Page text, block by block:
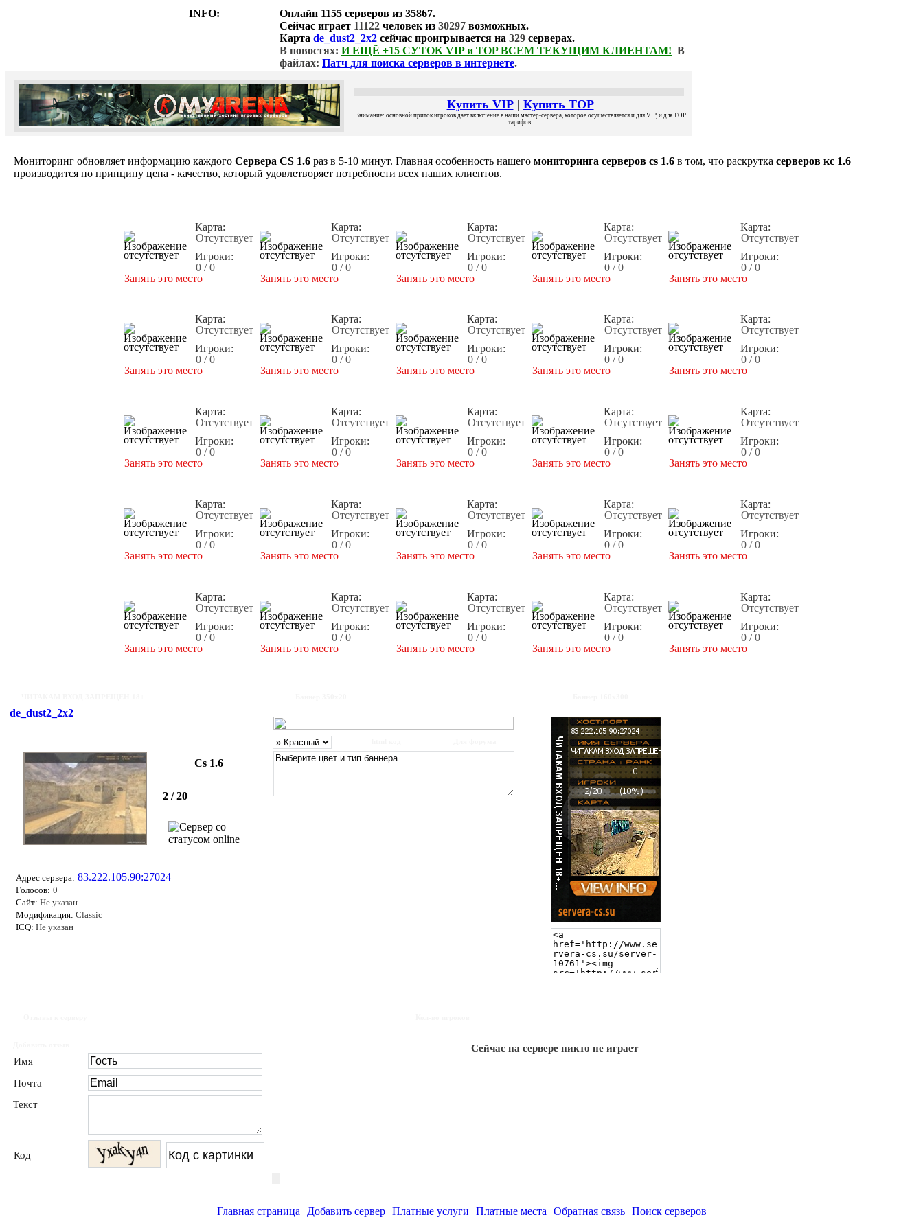
INFO: Онлайн 1155 серверов из 35867.
Сейчас играет 11122 человек из 30297 возможных.
Карта de_dust2_2x2 сейчас проигрывается на 329 серверах.
В новостях: И ЕЩЁ +15 СУТОК VIP и TOP ВСЕМ ТЕКУЩИМ КЛИЕНТАМ! В
файлах: Патч для поиска серверов в интернете.
Купить VIP| Купить TOP
Внимание: основной приток игроков даёт включение в наши мастер-сервера, которое осуществляется и для VIP, и для TOP
тарифов!
Мониторинг обновляет информацию каждого Сервера CS 1.6 раз в 5-10 минут. Главная особенность нашего мониторинга серверов cs 1.6 в том, что раскрутка серверов кс 1.6
производится по принципу цена - качество, который удовлетворяет потребности всех наших клиентов.
Карта:
Отсутствует
Игроки:
0 / 0
Занять это место
Карта:
Отсутствует
Игроки:
0 / 0
Занять это место
Карта:
Отсутствует
Игроки:
0 / 0
Занять это место
Карта:
Отсутствует
Игроки:
0 / 0
Занять это место
Карта:
Отсутствует
Игроки:
0 / 0
Занять это место
Карта:
Отсутствует
Игроки:
0 / 0
Занять это место
Карта:
Отсутствует
Игроки:
0 / 0
Занять это место
Карта:
Отсутствует
Игроки:
0 / 0
Занять это место
Карта:
Отсутствует
Игроки:
0 / 0
Занять это место
Карта:
Отсутствует
Игроки:
0 / 0
Занять это место
Карта:
Отсутствует
Игроки:
0 / 0
Занять это место
Карта:
Отсутствует
Игроки:
0 / 0
Занять это место
Карта:
Отсутствует
Игроки:
0 / 0
Занять это место
Карта:
Отсутствует
Игроки:
0 / 0
Занять это место
Карта:
Отсутствует
Игроки:
0 / 0
Занять это место
Карта:
Отсутствует
Игроки:
0 / 0
Занять это место
Карта:
Отсутствует
Игроки:
0 / 0
Занять это место
Карта:
Отсутствует
Игроки:
0 / 0
Занять это место
Карта:
Отсутствует
Игроки:
0 / 0
Занять это место
Карта:
Отсутствует
Игроки:
0 / 0
Занять это место
Карта:
Отсутствует
Игроки:
0 / 0
Занять это место
Карта:
Отсутствует
Игроки:
0 / 0
Занять это место
Карта:
Отсутствует
Игроки:
0 / 0
Занять это место
Карта:
Отсутствует
Игроки:
0 / 0
Занять это место
Карта:
Отсутствует
Игроки:
0 / 0
Занять это место
de_dust2_2x2
Cs 1.6
2 / 20
Адрес сервера: 83.222.105.90:27024
Голосов: 0
Сайт: Не указан
Модификация: Classic
ICQ: Не указан
Имя
Почта
Текст
Код
Сейчас на сервере никто не играет
Главная страница Добавить сервер Платные услуги Платные места Обратная связь Поиск серверов